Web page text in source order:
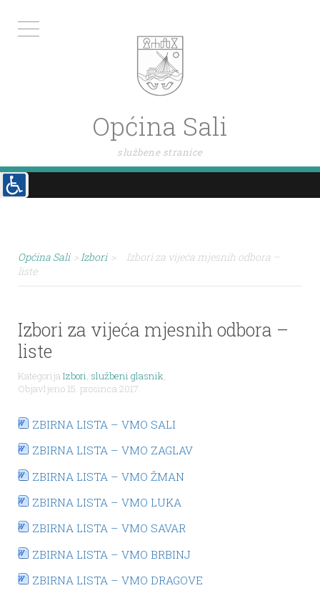
Općina Sali
službene stranice
Općina Sali > Izbori >
Izbori za vijeća mjesnih odbora –
liste
Izbori za vijeća mjesnih odbora –
liste
KategorijaIzbori, službeni glasnik,
Objavljeno 15. prosinca 2017.
ZBIRNA LISTA – VMO SALI
ZBIRNA LISTA – VMO ZAGLAV
ZBIRNA LISTA – VMO ŽMAN
ZBIRNA LISTA – VMO LUKA
ZBIRNA LISTA – VMO SAVAR
ZBIRNA LISTA – VMO BRBINJ
ZBIRNA LISTA – VMO DRAGOVE